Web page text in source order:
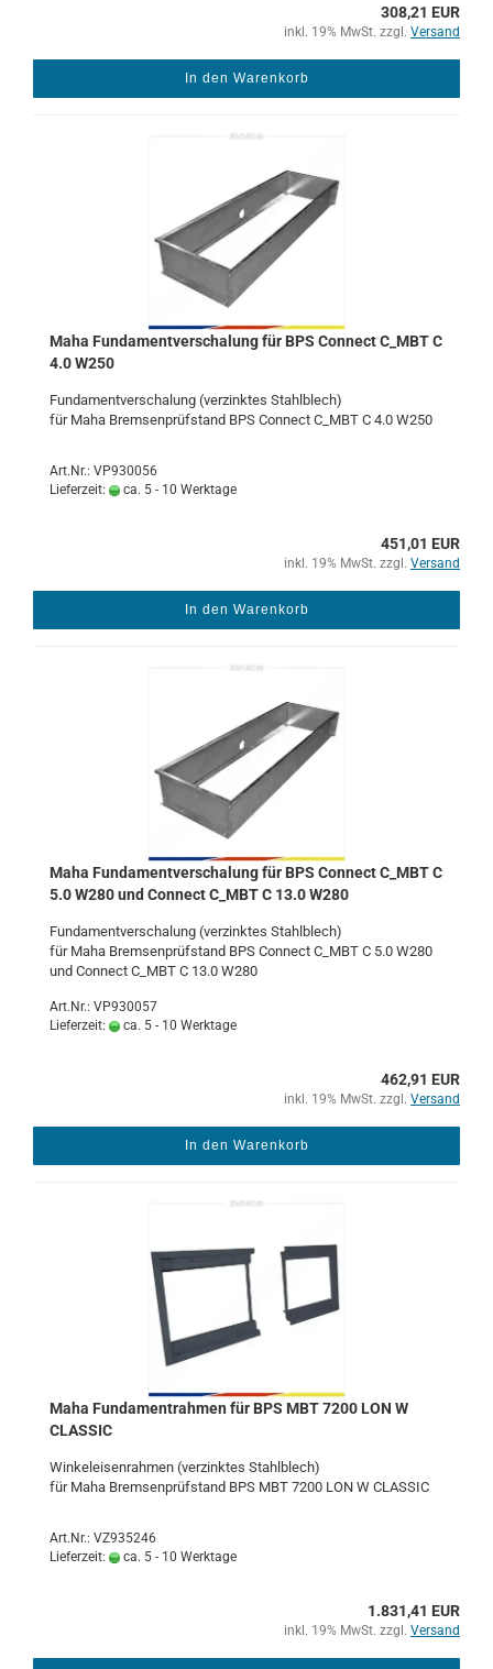
308,21 EUR
inkl. 19% MwSt. zzgl. Versand
In den Warenkorb
Maha Fun­da­ment­ver­scha­lung für BPS Con­nect C_MBT C
4.0 W250
Fun­da­ment­ver­scha­lung (ver­zink­tes Stahl­blech)
für Maha Brem­sen­prüf­stand BPS Con­nect C_MBT C 4.0 W250
Art.Nr.: VP930056
Lieferzeit:
ca. 5 - 10 Werktage
451,01 EUR
inkl. 19% MwSt. zzgl. Versand
In den Warenkorb
Maha Fun­da­ment­ver­scha­lung für BPS Con­nect C_MBT C
5.0 W280 und Con­nect C_MBT C 13.0 W280
Fun­da­ment­ver­scha­lung (ver­zink­tes Stahl­blech)
für Maha Brem­sen­prüf­stand BPS Con­nect C_MBT C 5.0 W280
und Con­nect C_MBT C 13.0 W280
Art.Nr.: VP930057
Lieferzeit:
ca. 5 - 10 Werktage
462,91 EUR
inkl. 19% MwSt. zzgl. Versand
In den Warenkorb
Maha Fun­da­m­ent­rah­men für BPS MBT 7200 LON W
CLAS­SIC
Win­kel­ei­sen­rah­men (ver­zink­tes Stahl­blech)
für Maha Brem­sen­prüf­stand BPS MBT 7200 LON W CLAS­SIC
Art.Nr.: VZ935246
Lieferzeit:
ca. 5 - 10 Werktage
1.831,41 EUR
inkl. 19% MwSt. zzgl. Versand